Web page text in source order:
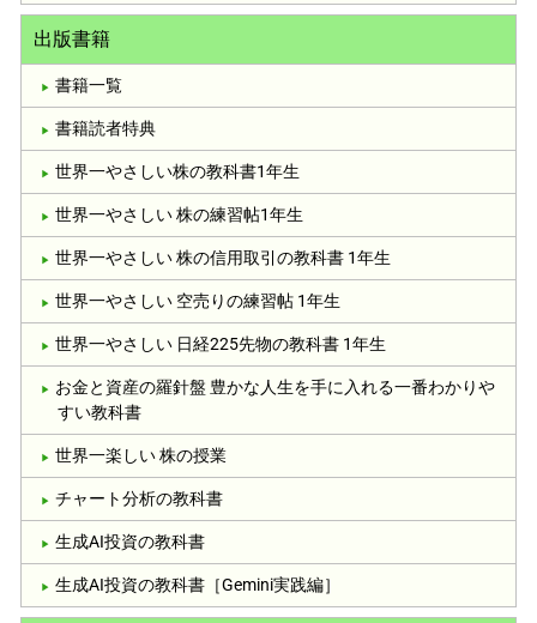
出版書籍
書籍一覧
書籍読者特典
世界一やさしい株の教科書1年生
世界一やさしい 株の練習帖1年生
世界一やさしい 株の信用取引の教科書 1年生
世界一やさしい 空売りの練習帖 1年生
世界一やさしい 日経225先物の教科書 1年生
お金と資産の羅針盤 豊かな人生を手に入れる一番わかりや
すい教科書
世界一楽しい 株の授業
チャート分析の教科書
生成AI投資の教科書
生成AI投資の教科書［Gemini実践編］